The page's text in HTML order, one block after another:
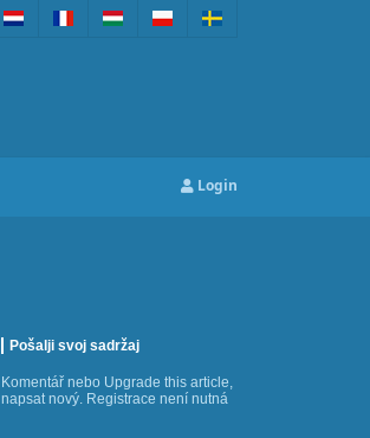
Login
Pošalji svoj sadržaj
Komentář nebo Upgrade this article,
napsat nový. Registrace není nutná